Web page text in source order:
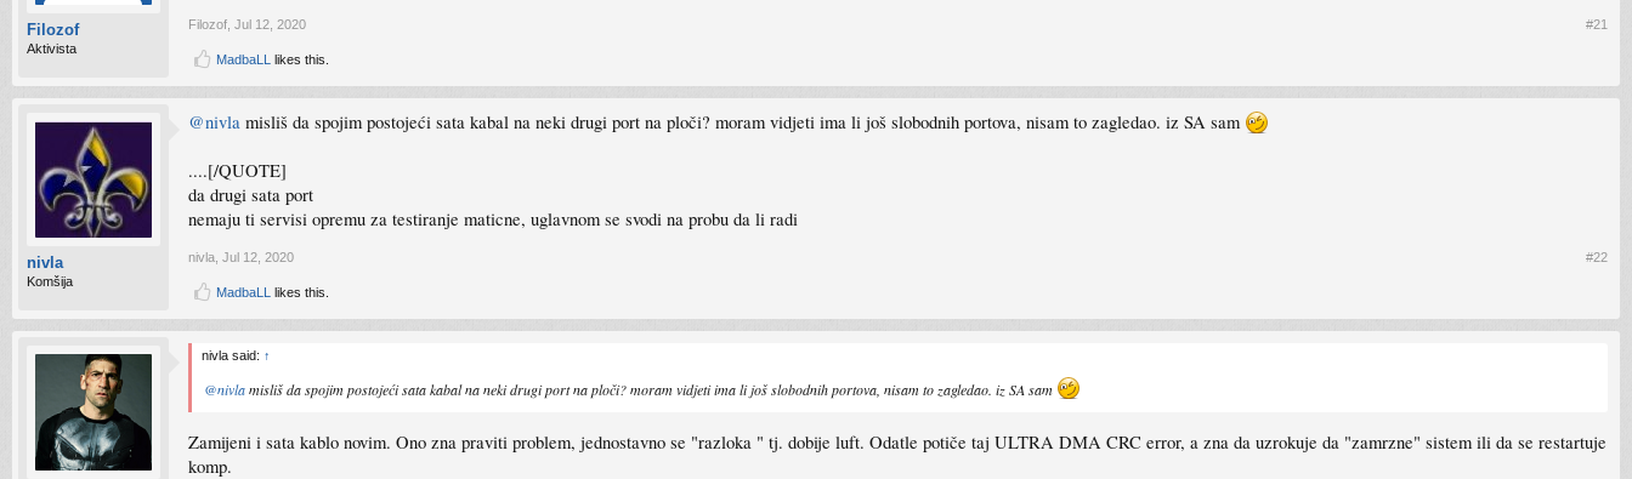
Filozof
Aktivista
Filozof Jul 12, 2020 #21
MadbaLL likes this.
nivla
Komšija
@nivla misliš da spojim postojeći sata kabal na neki drugi port na ploči? moram vidjeti ima li još slobodnih portova, nisam to zagledao. iz SA sam
....[/QUOTE]
da drugi sata port
nemaju ti servisi opremu za testiranje maticne, uglavnom se svodi na probu da li radi
nivla Jul 12, 2020 #22
MadbaLL likes this.
nivla said: ↑
@nivlamisliš da spojim postojeći sata kabal na neki drugi port na ploči? moram vidjeti ima li još slobodnih portova, nisam to zagledao. iz SA sam
Zamijeni i sata kablo novim. Ono zna praviti problem, jednostavno se "razloka " tj. dobije luft. Odatle potiče taj ULTRA DMA CRC error, a zna da uzrokuje da "zamrzne" sistem ili da se restartuje
komp.